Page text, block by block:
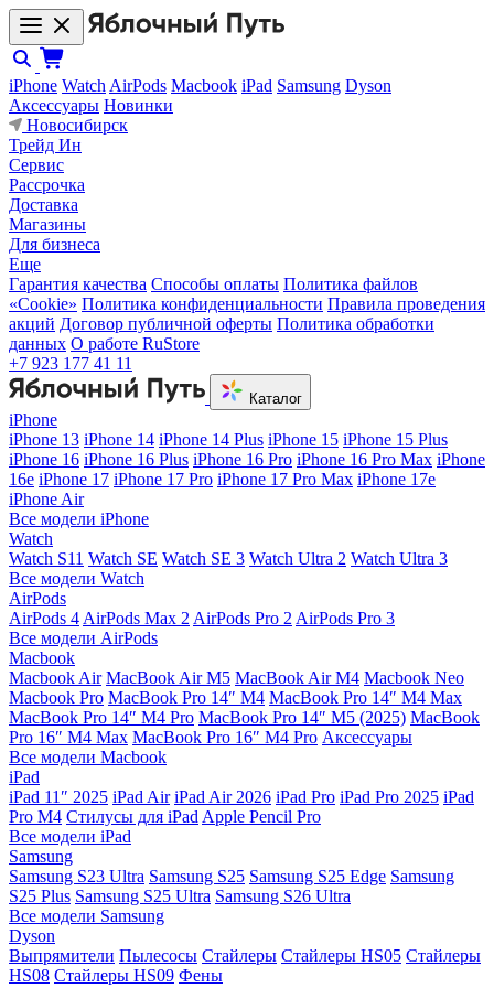
iPhone Watch AirPods Macbook iPad Samsung Dyson
Аксессуары Новинки
Новосибирск
Трейд Ин
Сервис
Рассрочка
Доставка
Магазины
Для бизнеса
Еще
Гарантия качества Способы оплаты Политика файлов
«Cookie» Политика конфиденциальности Правила проведения
акций Договор публичной оферты Политика обработки
данных О работе RuStore
+7 923 177 41 11
Каталог
iPhone
iPhone 13 iPhone 14 iPhone 14 Plus iPhone 15 iPhone 15 Plus
iPhone 16 iPhone 16 Plus iPhone 16 Pro iPhone 16 Pro Max iPhone
16e iPhone 17 iPhone 17 Pro iPhone 17 Pro Max iPhone 17e
iPhone Air
Все модели iPhone
Watch
Watch S11 Watch SE Watch SE 3 Watch Ultra 2 Watch Ultra 3
Все модели Watch
AirPods
AirPods 4 AirPods Max 2 AirPods Pro 2 AirPods Pro 3
Все модели AirPods
Macbook
Macbook Air MacBook Air M5 MacBook Air М4 Macbook Neo
Macbook Pro MacBook Pro 14″ M4 MacBook Pro 14″ M4 Max
MacBook Pro 14″ M4 Pro MacBook Pro 14″ M5 (2025) MacBook
Pro 16″ M4 Max MacBook Pro 16″ M4 Pro Аксессуары
Все модели Macbook
iPad
iPad 11″ 2025 iPad Air iPad Air 2026 iPad Pro iPad Pro 2025 iPad
Pro M4 Стилусы для iPad Apple Pencil Pro
Все модели iPad
Samsung
Samsung S23 Ultra Samsung S25 Samsung S25 Edge Samsung
S25 Plus Samsung S25 Ultra Samsung S26 Ultra
Все модели Samsung
Dyson
Выпрямители Пылесосы Стайлеры Стайлеры HS05 Стайлеры
HS08 Стайлеры HS09 Фены